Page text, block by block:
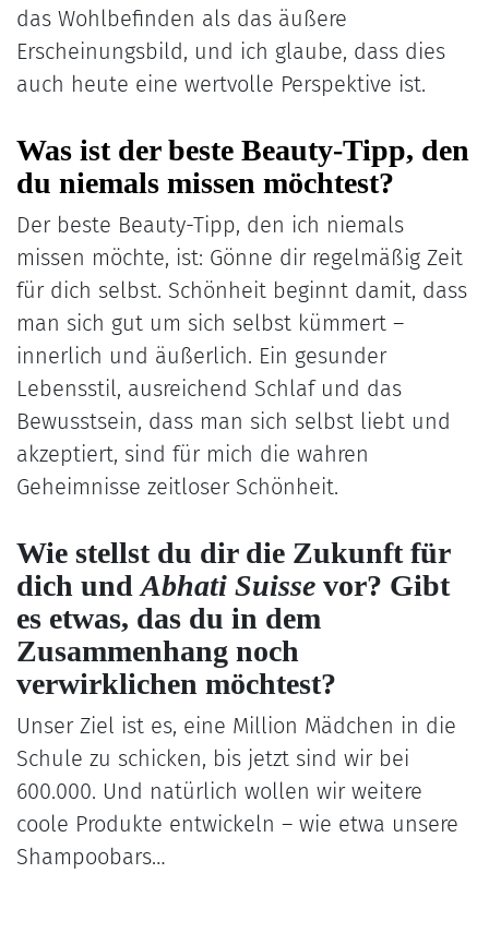
das Wohlbefinden als das äußere
Erscheinungsbild, und ich glaube, dass dies
auch heute eine wertvolle Perspektive ist.
Was ist der beste Beauty-Tipp, den
du niemals missen möchtest?
Der beste Beauty-Tipp, den ich niemals
missen möchte, ist: Gönne dir regelmäßig Zeit
für dich selbst. Schönheit beginnt damit, dass
man sich gut um sich selbst kümmert –
innerlich und äußerlich. Ein gesunder
Lebensstil, ausreichend Schlaf und das
Bewusstsein, dass man sich selbst liebt und
akzeptiert, sind für mich die wahren
Geheimnisse zeitloser Schönheit.
Wie stellst du dir die Zukunft für
dich undAbhati Suisse vor? Gibt
es etwas, das du in dem
Zusammenhang noch
verwirklichen möchtest?
Unser Ziel ist es, eine Million Mädchen in die
Schule zu schicken, bis jetzt sind wir bei
600.000. Und natürlich wollen wir weitere
coole Produkte entwickeln – wie etwa unsere
Shampoobars…